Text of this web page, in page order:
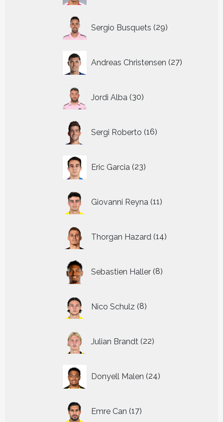
Sergio Busquets 29
producten
Andreas Christensen 27
producten
Jordi Alba 30
producten
Sergi Roberto 16
producten
Eric Garcia 23
producten
Giovanni Reyna 11
producten
Thorgan Hazard 14
producten
Sebastien Haller 8
producten
Nico Schulz 8
producten
Julian Brandt 22
producten
Donyell Malen 24
producten
Emre Can 17
producten